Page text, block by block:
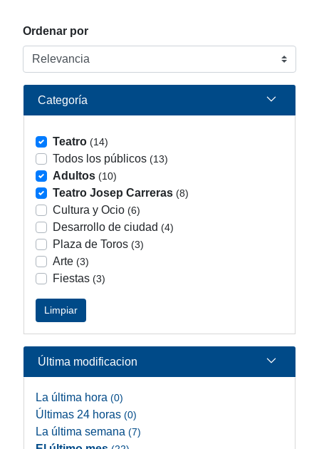
Ordenar por
Categoría
Teatro (14)
Todos los públicos (13)
Adultos (10)
Teatro Josep Carreras (8)
Cultura y Ocio (6)
Desarrollo de ciudad (4)
Plaza de Toros (3)
Arte (3)
Fiestas (3)
Limpiar
Última modificacion
La última hora (0)
Últimas 24 horas (0)
La última semana (7)